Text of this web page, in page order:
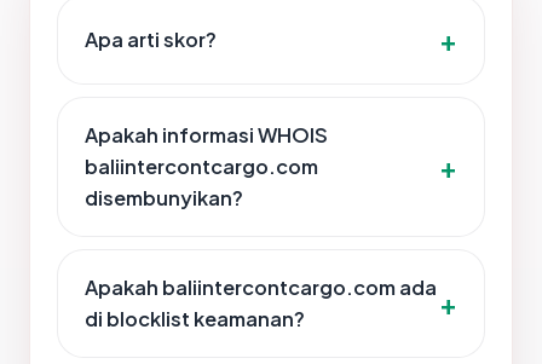
Apa arti skor?
Apakah informasi WHOIS
baliintercontcargo.com
disembunyikan?
Apakah baliintercontcargo.com ada
di blocklist keamanan?